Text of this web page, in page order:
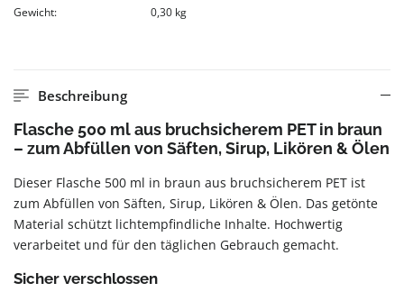
Gewicht:
0,30 kg
Beschreibung
Flasche 500 ml aus bruchsicherem PET in braun
– zum Abfüllen von Säften, Sirup, Likören & Ölen
Dieser Flasche 500 ml in braun aus bruchsicherem PET ist
zum Abfüllen von Säften, Sirup, Likören & Ölen. Das getönte
Material schützt lichtempfindliche Inhalte. Hochwertig
verarbeitet und für den täglichen Gebrauch gemacht.
Sicher verschlossen